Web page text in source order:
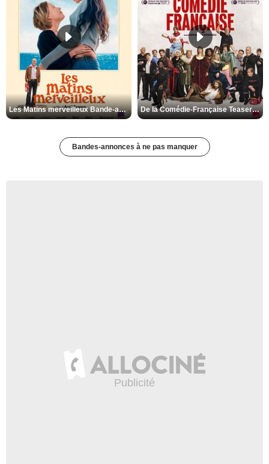
Les Matins merveilleux Bande-annonce VF De la Comédie-Française Teaser VF
Bandes-annonces à ne pas manquer